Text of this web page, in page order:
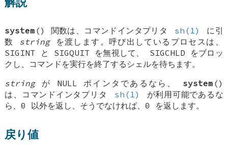
system () 関数は、コマンドインタプリタ sh(1)
に引
数 stringを渡します。呼び出しているプロセスは、
SIGINT と SIGQUIT を無視して、 SIGCHLD をブロッ
クし、コマンドを実行を終了するシェルを待ちます。
stringが NULL ポインタであるなら、 system ()
は、コマンドインタプリタ
sh(1)
が利用可能であるな
ら、0 以外を返し、そうでなければ、0 を返します。
戻り値